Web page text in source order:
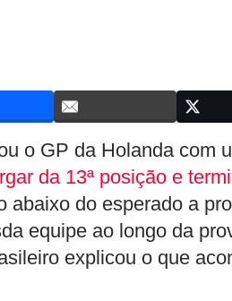
o GP da Holanda com
da 13ª posição e
abaixo do esperado a
equipe ao longo da
explicou o que